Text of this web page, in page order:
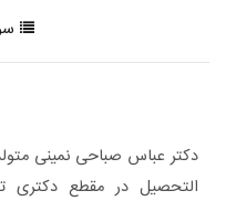
التحصیل در مقطع دکتری